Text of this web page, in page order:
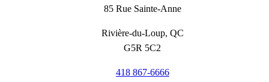
85 Rue Sainte-Anne
Rivière-du-Loup, QC
G5R 5C2
418 867-6666